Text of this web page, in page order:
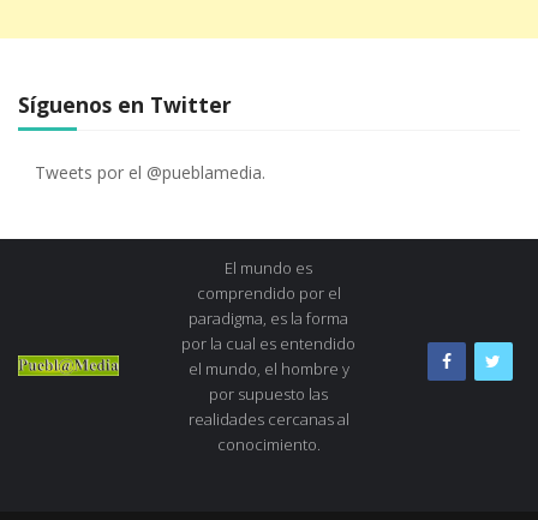
Síguenos en Twitter
Tweets por el @pueblamedia.
El mundo es
comprendido por el
paradigma, es la forma
por la cual es entendido
el mundo, el hombre y
por supuesto las
realidades cercanas al
conocimiento.